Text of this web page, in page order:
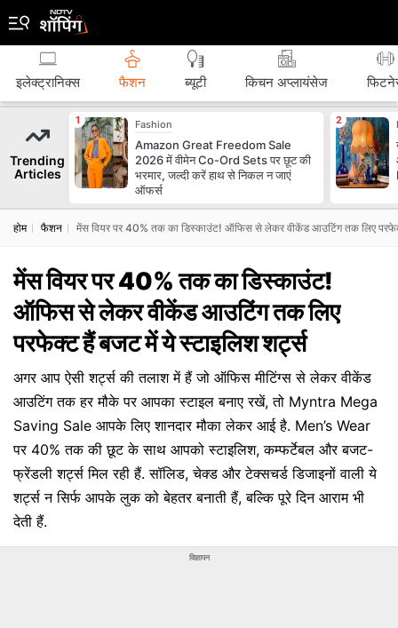
इलेक्ट्रानिक्स फैशन ब्‍यूटी किचन अप्लायंसेज
Trending
Articles
Fashion
Amazon Great Freedom Sale
2026 में वीमेन Co-Ord Sets पर छूट की
भरमार, जल्दी करें हाथ से निकल न जाएं
ऑफर्स
होम फैशन मेंस वियर पर 40% तक का डिस्काउंट! ऑफिस से लेकर वीकेंड आउटिंग तक लिए
मेंस वियर पर 40% तक का डिस्काउंट!
ऑफिस से लेकर वीकेंड आउटिंग तक लिए
परफेक्ट हैं बजट में ये स्टाइलिश शर्ट्स
अगर आप ऐसी शर्ट्स की तलाश में हैं जो ऑफिस मीटिंग्स से लेकर वीकेंड
आउटिंग तक हर मौके पर आपका स्टाइल बनाए रखें, तो Myntra Mega
Saving Sale आपके लिए शानदार मौका लेकर आई है. Men’s Wear
पर 40% तक की छूट के साथ आपको स्टाइलिश, कम्फर्टेबल और बजट-
फ्रेंडली शर्ट्स मिल रही हैं. सॉलिड, चेक्ड और टेक्सचर्ड डिजाइनों वाली ये
शर्ट्स न सिर्फ आपके लुक को बेहतर बनाती हैं, बल्कि पूरे दिन आराम भी
देती हैं.
विज्ञापन